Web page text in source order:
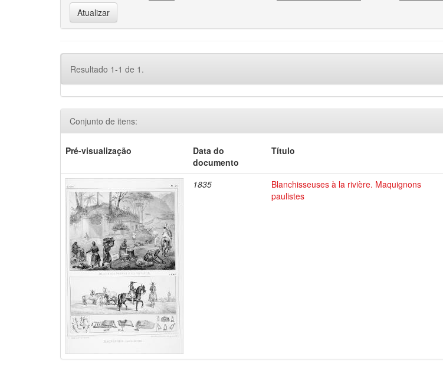
Resultado 1-1 de 1.
Conjunto de itens:
Pré-visualização
Data do
documento
Título
1835
Blanchisseuses à la rivière. Maquignons
paulistes